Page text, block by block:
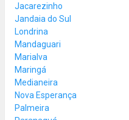
Jacarezinho
Jandaia do Sul
Londrina
Mandaguari
Marialva
Maringá
Medianeira
Nova Esperança
Palmeira